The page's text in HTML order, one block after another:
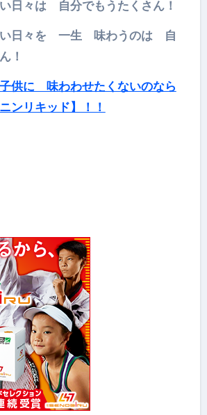
日々は 自分でもうたくさん！
い日々を 一生 味わうのは 自
！
供に 味わわせたくないのなら
ンリキッド】！！